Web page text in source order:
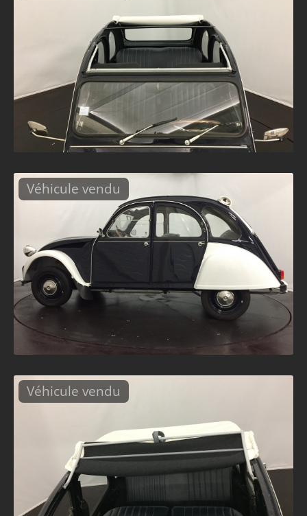
Véhicule vendu
Véhicule vendu